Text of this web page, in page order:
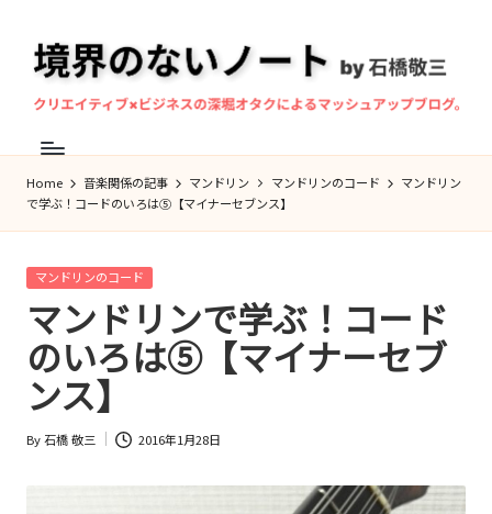
Skip
content
境
界
の
な
い
ノ
ー
ト
マ
ド
リ
ン
奏
者・
作
曲
家、
石
Home 音楽関係の記事 マンドリン マンドリンのコード
マンドリン
で学ぶ！コードのいろは⑤【マイナーセブンス】
Posted
マンドリンのコード
マンドリンで学ぶ！コード
のいろは⑤【マイナーセブ
ンス】
Posted
By石橋 敬三 2016年1月28日